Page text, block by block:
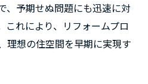
、予期せぬ問題にも迅速に対
これにより、リフォームプロ
理想の住空間を早期に実現す